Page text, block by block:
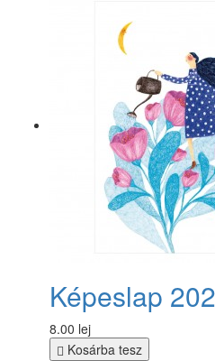
Képeslap
8.00 lej
Kosárba tesz